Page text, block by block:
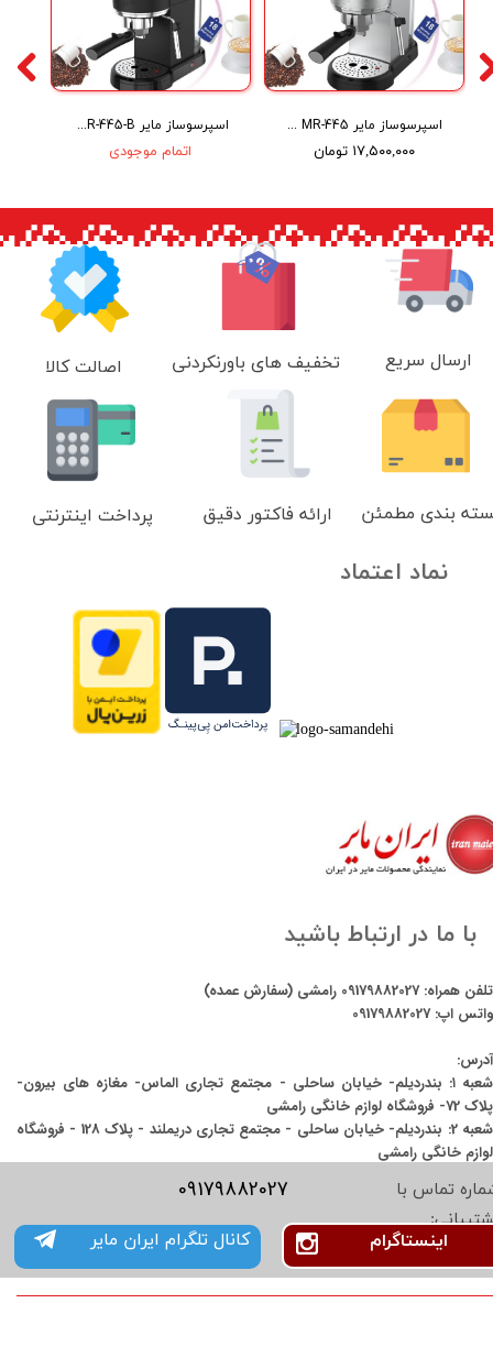
اسپرسوساز مایر Maier Espresso Coffee Maker MR-445-B
اتمام موجودی
اسپرسوساز مایر Maier Espresso Coffee Maker MR-445
۱۷,۵۰۰,۰۰۰ تومان
ارسال سریع اصالت کالا تخفیف های باورنکردنی
بندی مطمئن ارائه فاکتور دقیق پرداخت اینترنتی
نماد اعتماد
با ما در ارتباط باشید
تلفن همراه: 09179882027 رامشی (سفارش عمده)
واتس اپ: 09179882027
آدرس:
شعبه ۱: بندردیلم- خیابان ساحلی - مجتمع تجاری الماس- مغازه های بیرون-
پلاک 72- فروشگاه لوازم خانگی رامشی
شعبه 2: بندردیلم- خیابان ساحلی - مجتمع تجاری دریملند - پلاک 128 - فروشگاه
لوازم خانگی رامشی
تماس با
09179882027
کانال تلگرام ایران مایر اینستاگرام